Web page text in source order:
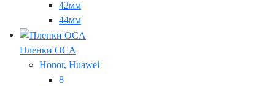
42мм
44мм
Пленки OCA
Honor, Huawei
8